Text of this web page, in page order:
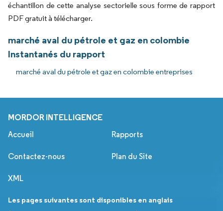
échantillon de cette analyse sectorielle sous forme de rapport
PDF gratuit à télécharger.
marché aval du pétrole et gaz en colombie
Instantanés du rapport
marché aval du pétrole et gaz en colombie entreprises
MORDOR INTELLIGENCE
Accueil Rapports
Contactez-nous Plan du Site
XML
Les pages suivantes sont disponibles en anglais